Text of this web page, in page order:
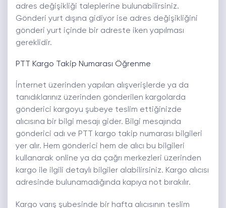
adres değişikliği taleplerine bulunabilirsiniz.
Gönderi yurt dışına gidiyor ise adres değişikliğini
gönderi yurt içinde bir adreste iken yapılması
gereklidir.
PTT Kargo Takip Numarası Öğrenme
İnternet üzerinden yapılan alışverişlerde ya da
tanıdıklarınız üzerinden gönderilen kargolarda
gönderici kargoyu şubeye teslim ettiğinizde
alıcısına bir bilgi mesajı gider. Bilgi mesajında
gönderici adı ve PTT kargo takip numarası bilgileri
yer alır. Hem gönderici hem de alıcı bu bilgileri
kullanarak online ya da çağrı merkezleri üzerinden
kargo ile ilgili detaylı bilgiler alabilirsiniz. Kargo alıcısı
adresinde bulunamadığında kapıya not bırakılır.
Kargo varış şubesinde bir hafta alıcısının teslim